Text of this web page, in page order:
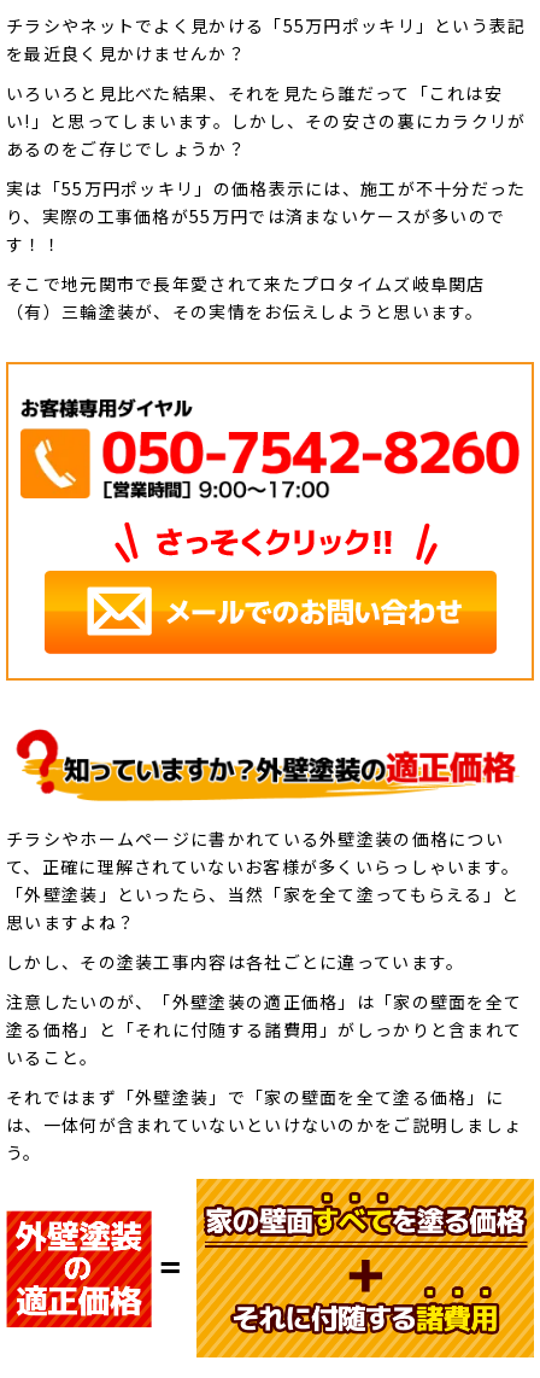
チラシやネットでよく見かける「55万円ポッキリ」という表記
を最近良く見かけませんか？
いろいろと見比べた結果、それを見たら誰だって「これは安
い!」と思ってしまいます。しかし、その安さの裏にカラクリが
あるのをご存じでしょうか？
実は「55万円ポッキリ」の価格表示には、施工が不十分だった
り、実際の工事価格が55万円では済まないケースが多いので
す！！
そこで地元関市で長年愛されて来たプロタイムズ岐阜関店
（有）三輪塗装が、その実情をお伝えしようと思います。
チラシやホームページに書かれている外壁塗装の価格につい
て、正確に理解されていないお客様が多くいらっしゃいます。
「外壁塗装」といったら、当然「家を全て塗ってもらえる」と
思いますよね？
しかし、その塗装工事内容は各社ごとに違っています。
注意したいのが、「外壁塗装の適正価格」は「家の壁面を全て
塗る価格」と「それに付随する諸費用」がしっかりと含まれて
いること。
それではまず「外壁塗装」で「家の壁面を全て塗る価格」に
は、一体何が含まれていないといけないのかをご説明しましょ
う。